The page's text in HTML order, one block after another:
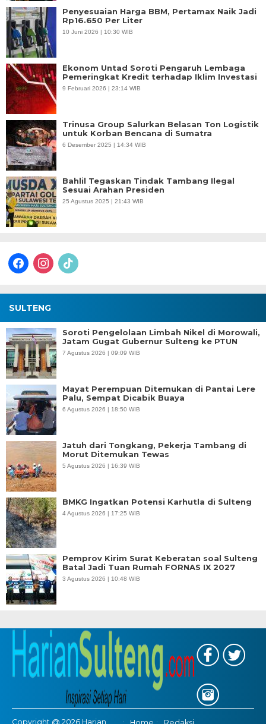
Penyesuaian Harga BBM, Pertamax Naik Jadi
Rp16.650 Per Liter
10 Juni 2026 | 10:30 WIB
Ekonom Untad Soroti Pengaruh Lembaga
Pemeringkat Kredit terhadap Iklim Investasi
9 Februari 2026 | 23:14 WIB
Trinusa Group Salurkan Belasan Ton Logistik
untuk Korban Bencana di Sumatra
6 Desember 2025 | 14:34 WIB
Bahlil Tegaskan Tindak Tambang Ilegal
Sesuai Arahan Presiden
25 Agustus 2025 | 21:43 WIB
facebookinstagram
tiktok
SULTENG
Soroti Pengelolaan Limbah Nikel di Morowali,
Jatam Gugat Gubernur Sulteng ke PTUN
7 Agustus 2026 | 09:09 WIB
Mayat Perempuan Ditemukan di Pantai Lere
Palu, Sempat Dicabik Buaya
6 Agustus 2026 | 18:50 WIB
Jatuh dari Tongkang, Pekerja Tambang di
Morut Ditemukan Tewas
5 Agustus 2026 | 16:39 WIB
BMKG Ingatkan Potensi Karhutla di Sulteng
4 Agustus 2026 | 17:25 WIB
Pemprov Kirim Surat Keberatan soal Sulteng
Batal Jadi Tuan Rumah FORNAS IX 2027
3 Agustus 2026 | 10:48 WIB
Copyright @ 2026 Harian